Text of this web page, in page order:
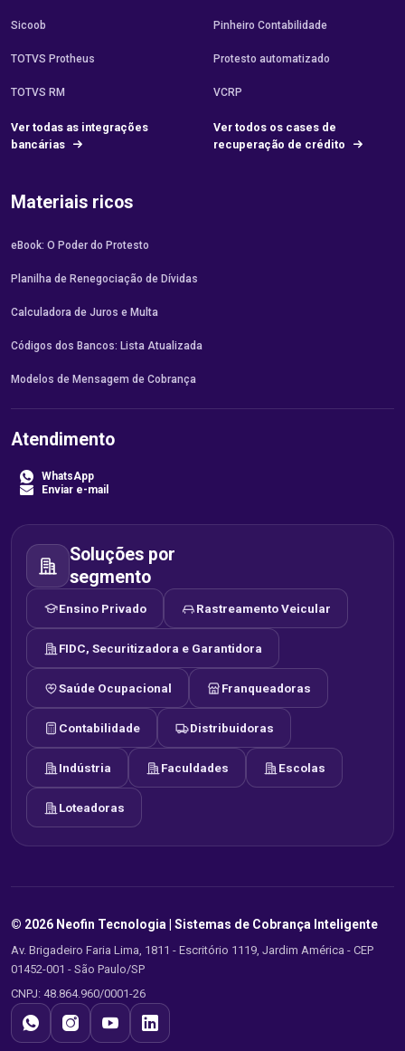
Sicoob
TOTVS Protheus
TOTVS RM
Ver todas as integrações
bancárias
Pinheiro Contabilidade
Protesto automatizado
VCRP
Ver todos os cases de
recuperação de crédito
Materiais ricos
eBook: O Poder do Protesto
Planilha de Renegociação de Dívidas
Calculadora de Juros e Multa
Códigos dos Bancos: Lista Atualizada
Modelos de Mensagem de Cobrança
Atendimento
WhatsApp
Enviar e-mail
Soluções por
segmento
Ensino Privado Rastreamento Veicular
FIDC, Securitizadora e Garantidora
Saúde Ocupacional Franqueadoras
Contabilidade Distribuidoras
Indústria Faculdades Escolas
Loteadoras
© 2026 Neofin Tecnologia | Sistemas de Cobrança Inteligente
Av. Brigadeiro Faria Lima, 1811 - Escritório 1119, Jardim América - CEP
01452-001 - São Paulo/SP
CNPJ: 48.864.960/0001-26